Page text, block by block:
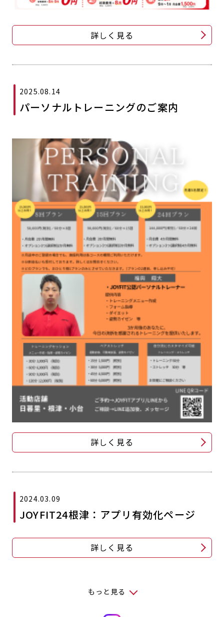
見学・体験 入会方法
店舗へのお問い合わせ
詳しく見る
2025.08.14
パーソナルトレーニングのご案内
詳しく見る
2024.03.09
JOYFIT24根津：アプリ有効化ページ
詳しく見る
もっと見る